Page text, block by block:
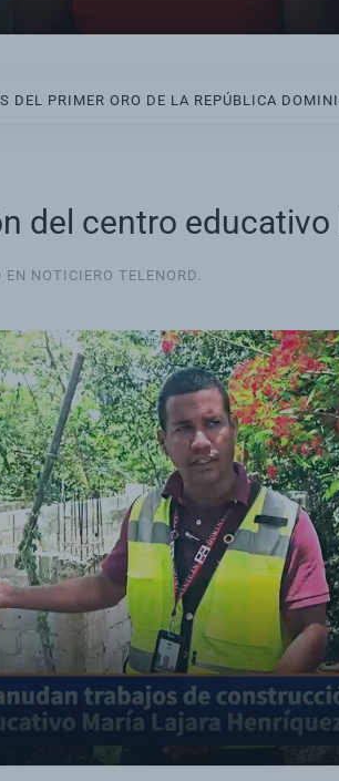
DEL PRIMER ORO DE LA REPÚBLICA
del centro
EN NOTICIERO TELENORD.